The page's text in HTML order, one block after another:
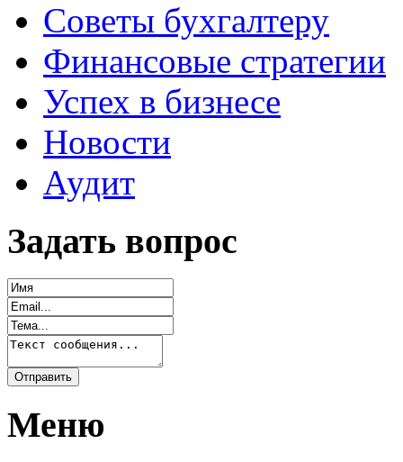
Советы бухгалтеру
Финансовые стратегии
Успех в бизнесе
Новости
Аудит
Задать вопрос
Меню